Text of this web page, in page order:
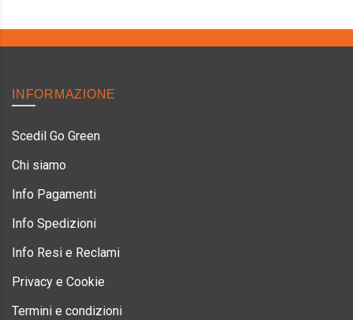
INFORMAZIONE
Scedil Go Green
Chi siamo
Info Pagamenti
Info Spedizioni
Info Resi e Reclami
Privacy e Cookie
Termini e condizioni